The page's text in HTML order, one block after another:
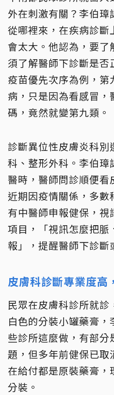
外在刺激有關？李伯
從哪裡來，在疾病診斷
會太大。他認為，要了
須了解醫師下診斷是
疫苗優先次序為例，第
病，只是因為看感冒，
碼，竟然就變第九類。
診斷異位性皮膚炎科別
科、整形外科。李伯璋
醫時，醫師問診順便看
近期因疫情關係，多數
有中醫師申報健保，視
項目，「視訊怎麼把脈
報」，提醒醫師下診斷
皮膚科診斷專業度高
民眾在皮膚科診所就診
白色的分裝小罐藥膏
些診所這麼做，有部分
題，但多年前健保已取
在給付都是原裝藥膏
分裝。